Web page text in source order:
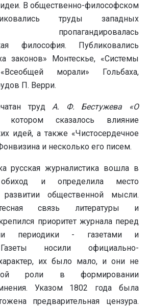
В общественно-философском
труды западных
пропагандировалась
философия. Публиковались
законов» Монтескье, «Системы
морали» Гольбаха,
П. Верри.
трудА. Ф. Бестужева «О
сказалось влияние
идей, а также «Чистосердечное
и несколько его писем.
русская журналистика вошла в
и определила место
общественной мысли.
связь литературы и
приоритет журнала перед
периодики - газетами и
носили официально-
их было мало, и они не
роли в формировании
Указом 1802 года была
предварительная цензура.